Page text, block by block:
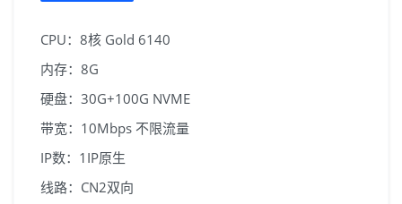
CPU：8核 Gold 6140
内存：8G
硬盘：30G+100G NVME
带宽：10Mbps 不限流量
IP数：1IP原生
线路：CN2双向